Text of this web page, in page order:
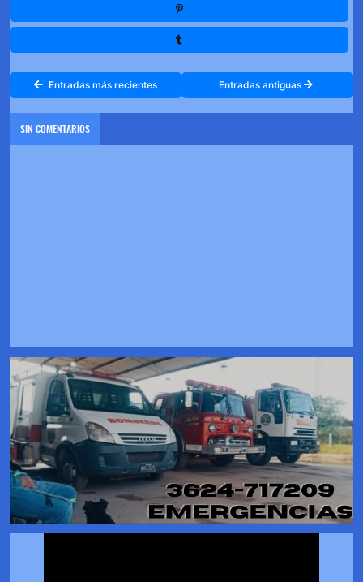
Entradas más recientes Entradas antiguas
SIN COMENTARIOS